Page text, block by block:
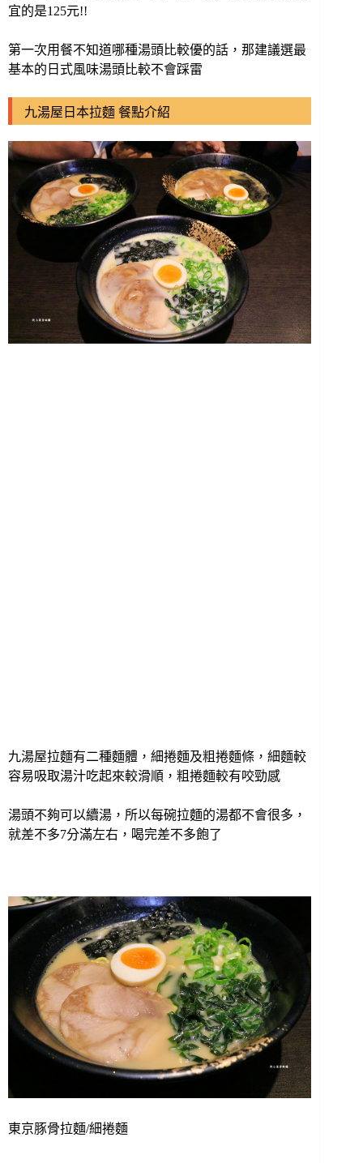
宜的是125元!!
第一次用餐不知道哪種湯頭比較優的話，那建議選最
基本的日式風味湯頭比較不會踩雷
九湯屋日本拉麵 餐點介紹
九湯屋拉麵有二種麵體，細捲麵及粗捲麵條，細麵較
容易吸取湯汁吃起來較滑順，粗捲麵較有咬勁感
湯頭不夠可以續湯，所以每碗拉麵的湯都不會很多，
就差不多7分滿左右，喝完差不多飽了
東京豚骨拉麵/細捲麵